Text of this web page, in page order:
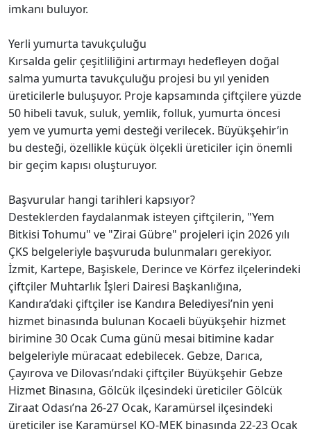
imkanı buluyor.
Yerli yumurta tavukçuluğu
Kırsalda gelir çeşitliliğini artırmayı hedefleyen doğal
salma yumurta tavukçuluğu projesi bu yıl yeniden
üreticilerle buluşuyor. Proje kapsamında çiftçilere yüzde
50 hibeli tavuk, suluk, yemlik, folluk, yumurta öncesi
yem ve yumurta yemi desteği verilecek. Büyükşehir’in
bu desteği, özellikle küçük ölçekli üreticiler için önemli
bir geçim kapısı oluşturuyor.
Başvurular hangi tarihleri kapsıyor?
Desteklerden faydalanmak isteyen çiftçilerin, "Yem
Bitkisi Tohumu" ve "Zirai Gübre" projeleri için 2026 yılı
ÇKS belgeleriyle başvuruda bulunmaları gerekiyor.
İzmit, Kartepe, Başiskele, Derince ve Körfez ilçelerindeki
çiftçiler Muhtarlık İşleri Dairesi Başkanlığına,
Kandıra’daki çiftçiler ise Kandıra Belediyesi’nin yeni
hizmet binasında bulunan Kocaeli büyükşehir hizmet
birimine 30 Ocak Cuma günü mesai bitimine kadar
belgeleriyle müracaat edebilecek. Gebze, Darıca,
Çayırova ve Dilovası’ndaki çiftçiler Büyükşehir Gebze
Hizmet Binasına, Gölcük ilçesindeki üreticiler Gölcük
Ziraat Odası’na 26-27 Ocak, Karamürsel ilçesindeki
üreticiler ise Karamürsel KO-MEK binasında 22-23 Ocak